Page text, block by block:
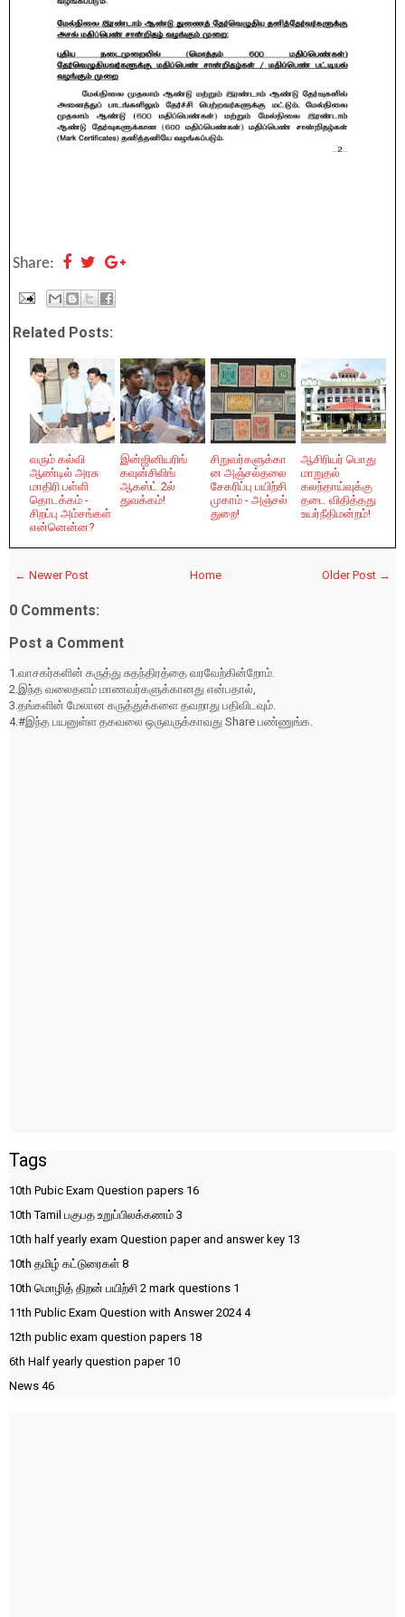
Share:
Related Posts:
வரும் கல்வி
ஆண்டில் அரசு
மாதிரி பள்ளி
தொடக்கம் -
சிறப்பு அம்சங்கள்
என்னென்ன?
இன்ஜினியரிங்
கவுன்சிலிங்
ஆகஸ்ட் 2ல்
துவக்கம்!
சிறுவர்களுக்கா
ன அஞ்சல்தலை
சேகரிப்பு பயிற்சி
முகாம் - அஞ்சல்
துறை!
ஆசிரியர் பொது
மாறுதல்
கலந்தாய்வுக்கு
தடை விதித்தது
உயர்நீதிமன்றம்!
← Newer Post Older Post →
Home
0 Comments:
Post a Comment
1.வாசகர்களின் கருத்து சுதந்திரத்தை வரவேற்கின்றோம்.
2.இந்த வலைதளம் மாணவர்களுக்கானது என்பதால்,
3.தங்களின் மேலான கருத்துக்களை தவறாது பதிவிடவும்.
4.#இந்த பயனுள்ள தகவலை ஒருவருக்காவது Share பண்ணுங்க.
Tags
10th Pubic Exam Question papers 16
10th Tamil பகுபத உறுப்பிலக்கணம் 3
10th half yearly exam Question paper and answer key 13
10th தமிழ் கட்டுரைகள் 8
10th மொழித் திறன் பயிற்சி 2 mark questions 1
11th Public Exam Question with Answer 20244
12th public exam question papers 18
6th Half yearly question paper 10
News 46